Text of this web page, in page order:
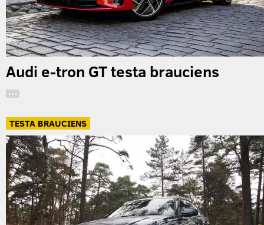
Audi e-tron GT testa brauciens
…
TESTA BRAUCIENS